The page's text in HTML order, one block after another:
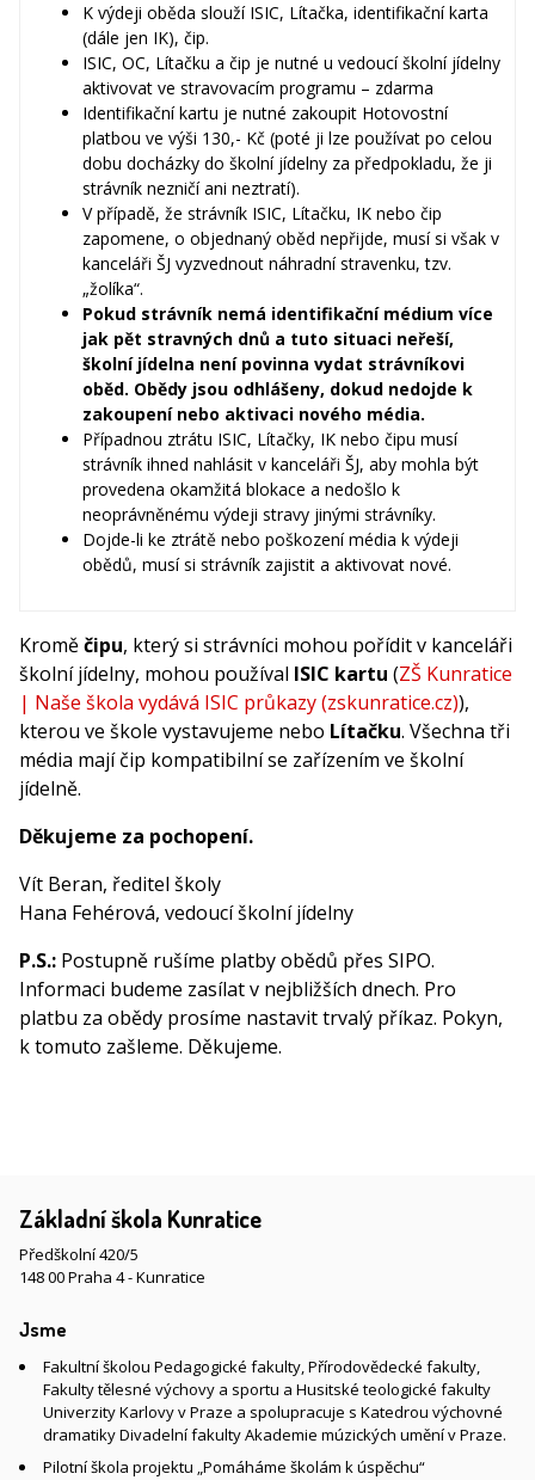
K výdeji oběda slouží ISIC, Lítačka, identifikační karta
(dále jen IK), čip.
ISIC, OC, Lítačku a čip je nutné u vedoucí školní jídelny
aktivovat ve stravovacím programu – zdarma
Identifikační kartu je nutné zakoupit Hotovostní
platbou ve výši 130,- Kč (poté ji lze používat po celou
dobu docházky do školní jídelny za předpokladu, že ji
strávník nezničí ani neztratí).
V případě, že strávník ISIC, Lítačku, IK nebo čip
zapomene, o objednaný oběd nepřijde, musí si však v
kanceláři ŠJ vyzvednout náhradní stravenku, tzv.
„žolíka“.
Pokud strávník nemá identifikační médium více
jak pět stravných dnů a tuto situaci neřeší,
školní jídelna není povinna vydat strávníkovi
oběd. Obědy jsou odhlášeny, dokud nedojde k
zakoupení nebo aktivaci nového média.
Případnou ztrátu ISIC, Lítačky, IK nebo čipu musí
strávník ihned nahlásit v kanceláři ŠJ, aby mohla být
provedena okamžitá blokace a nedošlo k
neoprávněnému výdeji stravy jinými strávníky.
Dojde-li ke ztrátě nebo poškození média k výdeji
obědů, musí si strávník zajistit a aktivovat nové.
Kroměčipu, který si strávníci mohou pořídit v kanceláři
školní jídelny, mohou používal ISIC kartu (ZŠ Kunratice
| Naše škola vydává ISIC průkazy (zskunratice.cz)),
kterou ve škole vystavujeme nebo Lítačku. Všechna tři
média mají čip kompatibilní se zařízením ve školní
jídelně.
Děkujeme za pochopení.
Vít Beran, ředitel školy
Hana Fehérová, vedoucí školní jídelny
P.S.: Postupně rušíme platby obědů přes SIPO.
Informaci budeme zasílat v nejbližších dnech. Pro
platbu za obědy prosíme nastavit trvalý příkaz. Pokyn,
k tomuto zašleme. Děkujeme.
Základní škola Kunratice
Předškolní 420/5
148 00 Praha 4 - Kunratice
Jsme
Fakultní školou Pedagogické fakulty, Přírodovědecké fakulty,
Fakulty tělesné výchovy a sportu a Husitské teologické fakulty
Univerzity Karlovy v Praze a spolupracuje s Katedrou výchovné
dramatiky Divadelní fakulty Akademie múzických umění v Praze.
Pilotní škola projektu „Pomáháme školám k úspěchu“